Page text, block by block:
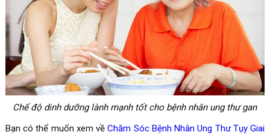
Chế độ dinh dưỡng lành mạnh tốt cho bệnh nhân ung thư gan
Bạn có thể muốn xem vềChăm Sóc Bệnh Nhân Ung Thư Tụy Giai